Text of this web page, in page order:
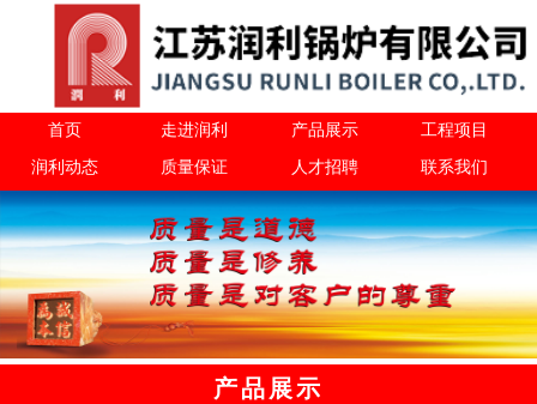
首页 走进润利 产品展示 工程项目
润利动态 质量保证 人才招聘 联系我们
产品展示